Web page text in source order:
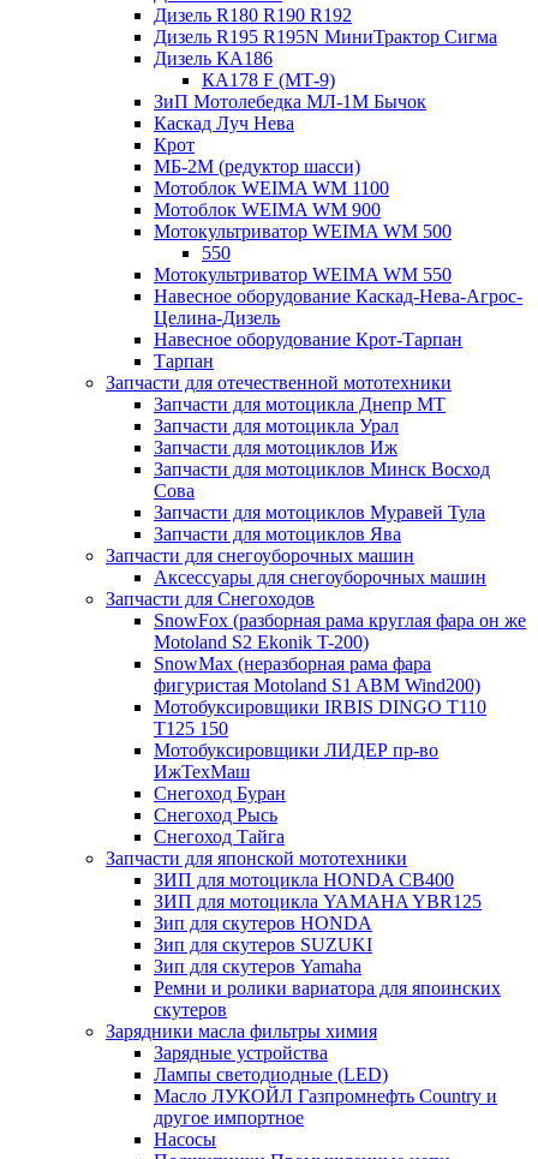
Дизель R180 R190 R192
Дизель R195 R195N МиниТрактор Сигма
Дизель КА186
КА178 F (МТ-9)
ЗиП Мотолебедка МЛ-1М Бычок
Каскад Луч Нева
Крот
МБ-2М (редуктор шасси)
Мотоблок WEIMA WM 1100
Мотоблок WEIMA WM 900
Мотокультриватор WEIMA WM 500
550
Мотокультриватор WEIMA WM 550
Навесное оборудование Каскад-Нева-Агрос-
Целина-Дизель
Навесное оборудование Крот-Тарпан
Тарпан
Запчасти для отечественной мототехники
Запчасти для мотоцикла Днепр МТ
Запчасти для мотоцикла Урал
Запчасти для мотоциклов Иж
Запчасти для мотоциклов Минск Восход
Сова
Запчасти для мотоциклов Муравей Тула
Запчасти для мотоциклов Ява
Запчасти для снегоуборочных машин
Аксессуары для снегоуборочных машин
Запчасти для Снегоходов
SnowFox (разборная рама круглая фара он же
Motoland S2 Ekonik T-200)
SnowMax (неразборная рама фара
фигуристая Motoland S1 ABM Wind200)
Мотобуксировщики IRBIS DINGO Т110
Т125 150
Мотобуксировщики ЛИДЕР пр-во
ИжТехМаш
Снегоход Буран
Снегоход Рысь
Снегоход Тайга
Запчасти для японской мототехники
ЗИП для мотоцикла HONDA CB400
ЗИП для мотоцикла YAMAHA YBR125
Зип для скутеров HONDA
Зип для скутеров SUZUKI
Зип для скутеров Yamaha
Ремни и ролики вариатора для япоинских
скутеров
Зарядники масла фильтры химия
Зарядные устройства
Лампы светодиодные (LED)
Масло ЛУКОЙЛ Газпромнефть Country и
другое импортное
Насосы